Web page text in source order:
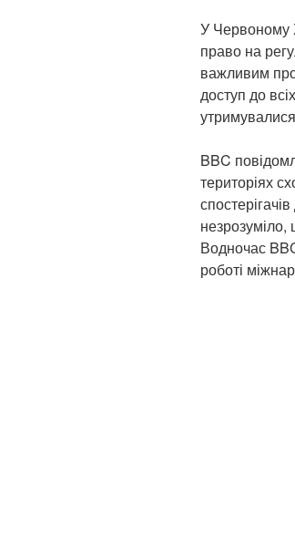
У Червоному
право на
важливим
доступ до
BBC
територіях
незрозуміло,
Водночас
роботі